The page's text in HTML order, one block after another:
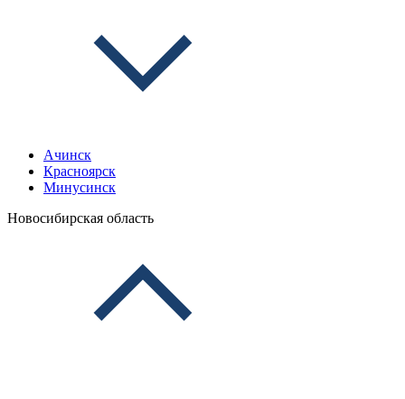
Ачинск
Красноярск
Минусинск
Новосибирская область